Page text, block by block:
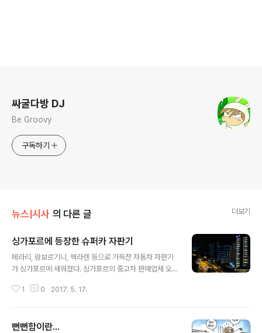
싸굴다방 DJ
Be Groovy
구독하기
뉴스|시사 의 다른 글 더보기
싱가포르에 등장한 슈퍼카 자판기
페라리, 람보르기니, 맥라렌 등으로 가득찬 자동차 자판기
가 싱가포르에 세워졌다. 싱가포르의 중고차 판매업체 오
로 구성된 독특한 자동차 쇼룸 건물을 선보였다. 로이터를
벽이 유리로 만들어졌다. 또 화려한 슈퍼카의 모습이 잘 보
1 0 2017. 5. 17.
뻔뻔함이란...